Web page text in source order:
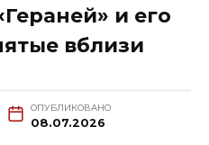
и его
вблизи
ОПУБЛИКОВАНО
08.07.2026